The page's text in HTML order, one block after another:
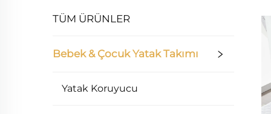
TÜM ÜRÜNLER
Bebek & Çocuk Yatak Takımı
Yatak Koruyucu